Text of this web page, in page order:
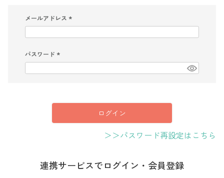
メールアドレス
(
パスワード
(
ログイン
＞＞パスワード再設定はこちら
連携サービスでログイン・会員登録